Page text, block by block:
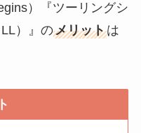
）『ツーリングシ
）』のメリットは